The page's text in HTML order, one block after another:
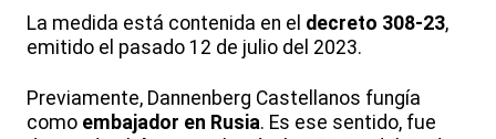
La medida está contenida en el decreto 308-23,
emitido el pasado 12 de julio del 2023.
Previamente, Dannenberg Castellanos fungía
como embajador en Rusia. Es ese sentido, fue